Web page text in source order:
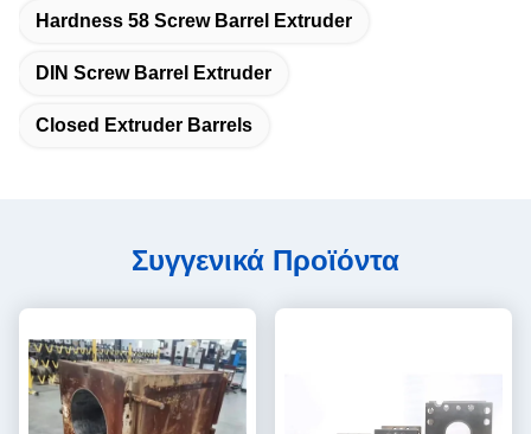
Hardness 58 Screw Barrel Extruder
DIN Screw Barrel Extruder
Closed Extruder Barrels
Συγγενικά Προϊόντα